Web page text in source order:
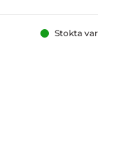
Stokta var